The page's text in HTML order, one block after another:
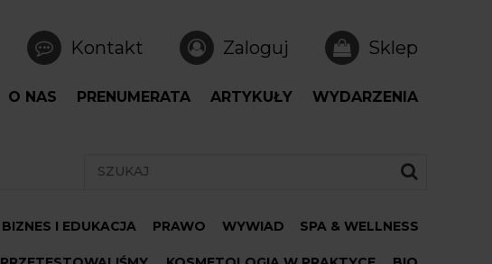
Kontakt Zaloguj Sklep
O NAS PRENUMERATA ARTYKUŁY WYDARZENIA
BIZNES I EDUKACJA PRAWO WYWIAD SPA & WELLNESS